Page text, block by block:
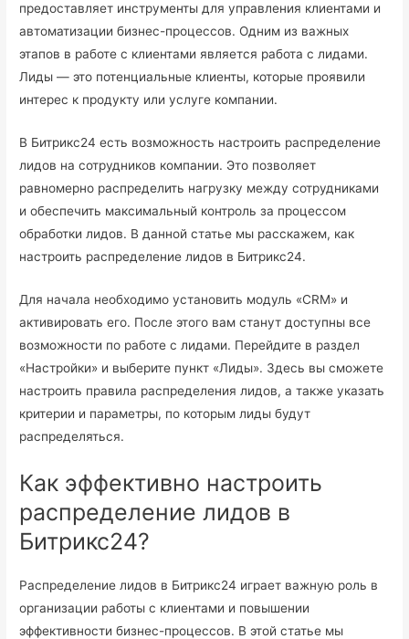
предоставляет инструменты для управления клиентами и
автоматизации бизнес-процессов. Одним из важных
этапов в работе с клиентами является работа с лидами.
Лиды — это потенциальные клиенты, которые проявили
интерес к продукту или услуге компании.
В Битрикс24 есть возможность настроить распределение
лидов на сотрудников компании. Это позволяет
равномерно распределить нагрузку между сотрудниками
и обеспечить максимальный контроль за процессом
обработки лидов. В данной статье мы расскажем, как
настроить распределение лидов в Битрикс24.
Для начала необходимо установить модуль «CRM» и
активировать его. После этого вам станут доступны все
возможности по работе с лидами. Перейдите в раздел
«Настройки» и выберите пункт «Лиды». Здесь вы сможете
настроить правила распределения лидов, а также указать
критерии и параметры, по которым лиды будут
распределяться.
Как эффективно настроить
распределение лидов в
Битрикс24?
Распределение лидов в Битрикс24 играет важную роль в
организации работы с клиентами и повышении
эффективности бизнес-процессов. В этой статье мы